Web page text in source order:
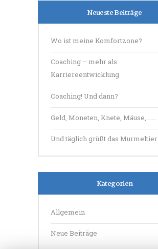
Neueste Beiträge
Wo ist meine Komfortzone?
Coaching – mehr als
Karriereentwicklung
Coaching! Und dann?
Geld, Moneten, Knete, Mäuse, ……
Und täglich grüßt das Murmeltier
Kategorien
Allgemein
Neue Beiträge